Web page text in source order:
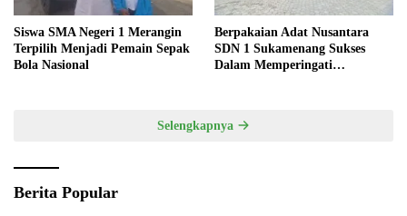
Siswa SMA Negeri 1 Merangin
Terpilih Menjadi Pemain Sepak
Bola Nasional
Berpakaian Adat Nusantara
SDN 1 Sukamenang Sukses
Dalam Memperingati
Selengkapnya
Berita Popular